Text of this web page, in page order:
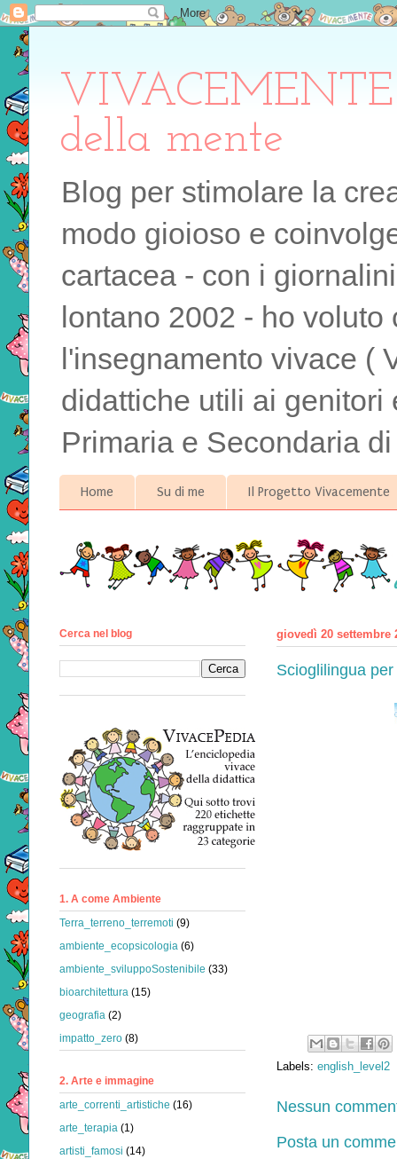
della mente
Blog per stimolare la
modo gioioso e
cartacea - con i
lontano 2002 - ho
l'insegnamento vivace (
didattiche utili ai
Primaria e Secondaria
Home Su di me Il Progetto Vivacemente
giovedì 20 settembre
Scioglilingua
Labels: english_level2
Nessun
Posta un
Cerca nel blog
1. A come Ambiente
Terra_terreno_terremoti (9)
ambiente_ecopsicologia (6)
ambiente_sviluppoSostenibile (33)
bioarchitettura (15)
geografia (2)
impatto_zero (8)
2. Arte e immagine
arte_correnti_artistiche (16)
arte_terapia (1)
artisti_famosi (14)